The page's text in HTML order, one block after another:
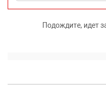
Подождите, идет